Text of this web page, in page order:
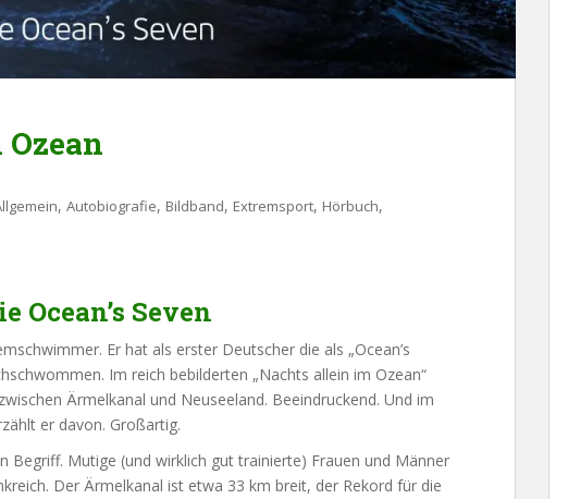
, Autobiografie, Bildband, Extremsport, Hörbuch,
Ocean’s Seven
Er hat als erster Deutscher die als „Ocean’s
Im reich bebilderten „Nachts allein im Ozean“
Ärmelkanal und Neuseeland. Beeindruckend. Und im
er davon. Großartig.
Begriff. Mutige (und wirklich gut trainierte) Frauen und Männer
Der Ärmelkanal ist etwa 33 km breit, der Rekord für die